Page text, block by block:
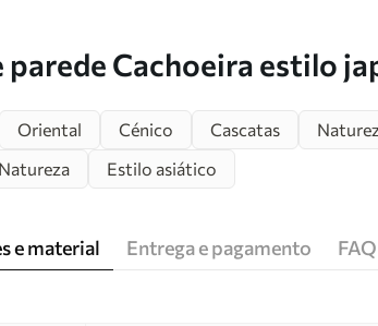
parede Cachoeira estilo
Oriental Cénico Cascatas
Natureza Estilo asiático
e material Entrega e pagamento FAQ